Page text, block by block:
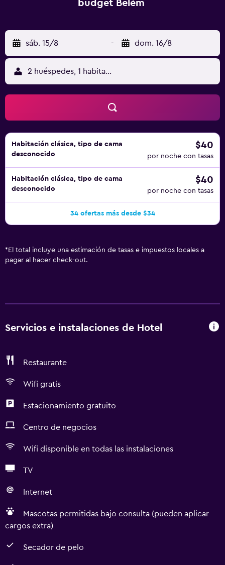
budget Belém
sáb. 15/8 - dom. 16/8
2 huéspedes, 1 habitación
Habitación clásica, tipo de cama
desconocido
$40
por noche con tasas
Habitación clásica, tipo de cama
desconocido
$40
por noche con tasas
34 ofertas más desde $34
* El total incluye una estimación de tasas e impuestos locales a
pagar al hacer check-out.
Servicios e instalaciones de Hotel
Restaurante
Wifi gratis
Estacionamiento gratuito
Centro de negocios
Wifi disponible en todas las instalaciones
TV
Internet
Mascotas permitidas bajo consulta (pueden aplicar
cargos extra)
Secador de pelo